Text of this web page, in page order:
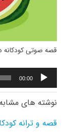
قصه صوتی کودکانه
پخش‌کننده
صوت
00:00
نوشته های مشابه
قصه و ترانه